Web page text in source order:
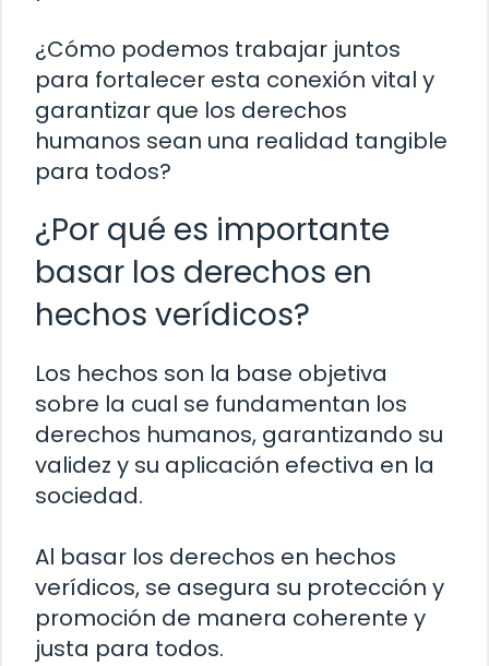
¿Cómo podemos trabajar juntos
para fortalecer esta conexión vital y
garantizar que los derechos
humanos sean una realidad tangible
para todos?
¿Por qué es importante
basar los derechos en
hechos verídicos?
Los hechos son la base objetiva
sobre la cual se fundamentan los
derechos humanos, garantizando su
validez y su aplicación efectiva en la
sociedad.
Al basar los derechos en hechos
verídicos, se asegura su protección y
promoción de manera coherente y
justa para todos.